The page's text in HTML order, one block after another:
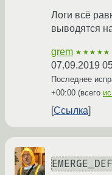
Логи всё
выводятся
grem ★★★★★
07.09.2019
Последнее
+00:00 (всего
Ссылка